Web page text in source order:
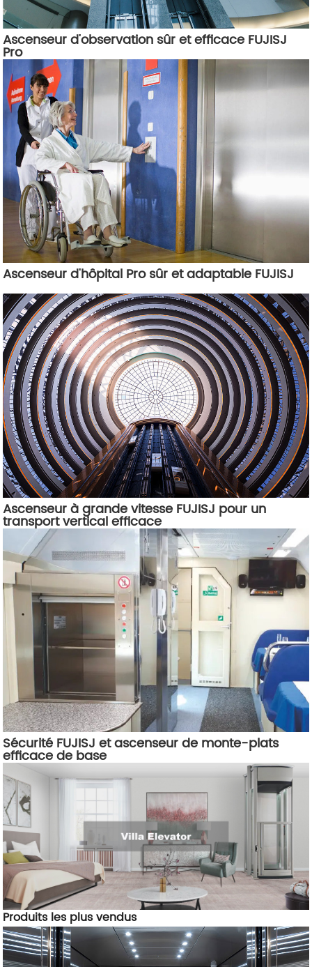
Ascenseur d'observation sûr et efficace FUJISJ
Pro
Ascenseur d'hôpital Pro sûr et adaptable FUJISJ
Ascenseur à grande vitesse FUJISJ pour un
transport vertical efficace
Sécurité FUJISJ et ascenseur de monte-plats
efficace de base
Produits les plus vendus